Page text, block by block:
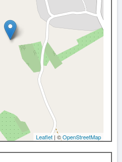
Leaflet | ©OpenStreetMap